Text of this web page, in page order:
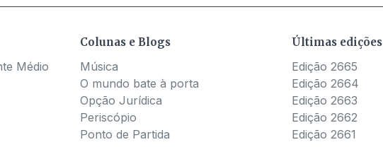
Médio
Colunas e Blogs
Música
O mundo bate à porta
Opção Jurídica
Periscópio
Ponto de Partida
Últimas edições
Edição 2665
Edição 2664
Edição 2663
Edição 2662
Edição 2661